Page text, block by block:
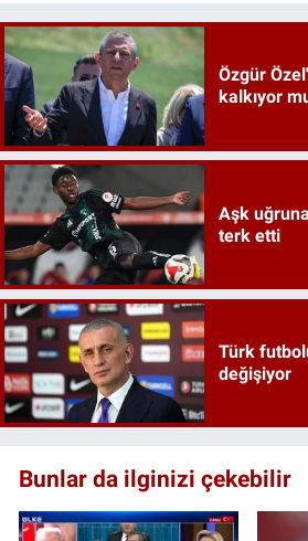
Özgür
kalkıyor
Aşk
terk etti
Türk
değişiyor
Bunlar da ilginizi çekebilir